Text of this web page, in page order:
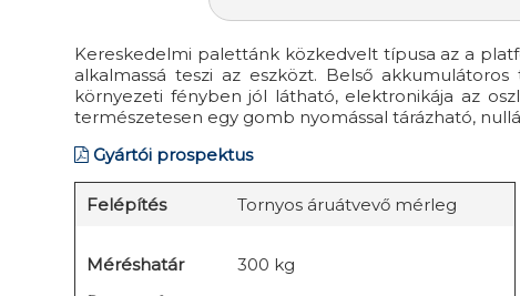
Kereskedelmi palettánk közkedvelt típusa az a
alkalmassá teszi az eszközt. Belső
környezeti fényben jól látható, elektronikája az
természetesen egy gomb nyomással tárázható,
Gyártói prospektus
Felépítés Tornyos áruátvevő mérleg
Méréshatár
300 kg